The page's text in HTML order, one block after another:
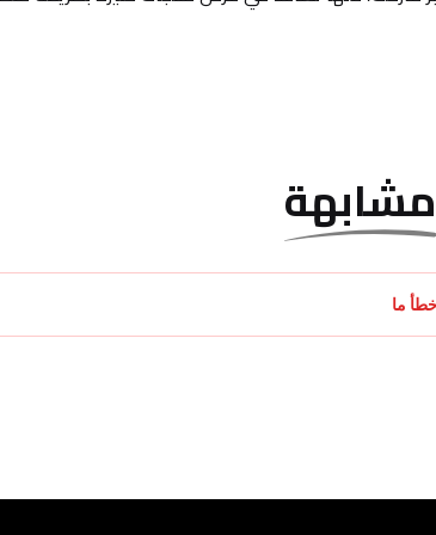
مشابهة
ما